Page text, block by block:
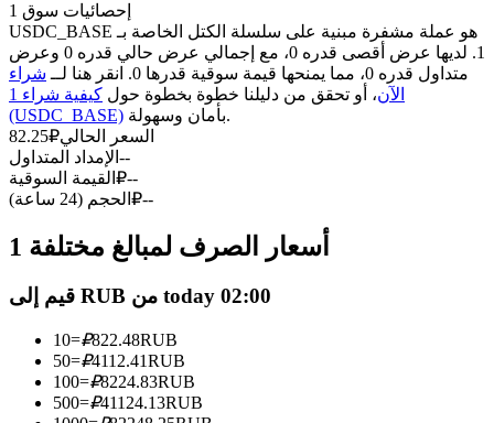
العقود الآجلة USDC
نسخ التداول
انضم إلى أفضل المتداولين
إحصائيات سوق 1
USDC_BASE هو عملة مشفرة مبنية على سلسلة الكتل الخاصة بـ
1. لديها عرض أقصى قدره 0، مع إجمالي عرض حالي قدره 0 وعرض
متداول قدره 0، مما يمنحها قيمة سوقية قدرها 0. انقر هنا لــ
شراء
الآن، أو تحقق من دليلنا خطوة بخطوة حول
كيفية شراء 1
(USDC_BASE)
بأمان وسهولة.
السعر الحالي₽
82.25
الإمداد المتداول --
القيمة السوقية ₽--
الحجم (24 ساعة) ₽--
1 أسعار الصرف لمبالغ مختلفة
قيم إلى RUB من today 02:00
10=₽822.48RUB
50=₽4112.41RUB
100=₽8224.83RUB
500=₽41124.13RUB